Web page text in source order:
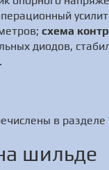
схема
диодов,
в разделе
шильде